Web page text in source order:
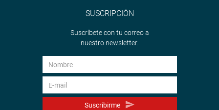
SUSCRIPCIÓN
Suscríbete con tu correo a
nuestro newsletter.
Suscribirme